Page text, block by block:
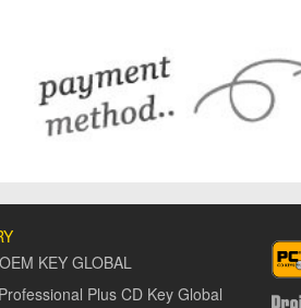
KEY GLOBAL
Plus CD Key Global